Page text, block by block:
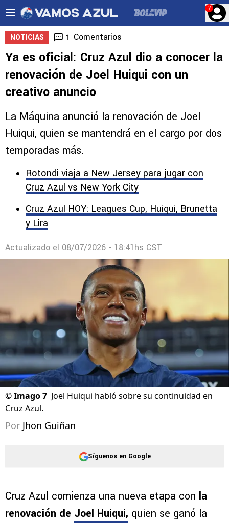
?
NOTICIAS 1 Comentarios
Ya es oficial: Cruz Azul dio a conocer la
renovación de Joel Huiqui con un
creativo anuncio
La Máquina anunció la renovación de Joel
Huiqui, quien se mantendrá en el cargo por dos
temporadas más.
Rotondi viaja a New Jersey para jugar con
Cruz Azul vs New York City
Cruz Azul HOY: Leagues Cup, Huiqui, Brunetta
y Lira
Actualizado el 08/07/2026 - 18:41hs CST
©Imago 7 Joel Huiqui habló sobre su continuidad en
Cruz Azul.
Por Jhon Guiñan
Síguenos en Google
Cruz Azul comienza una nueva etapa con la
renovación de Joel Huiqui, quien se ganó la